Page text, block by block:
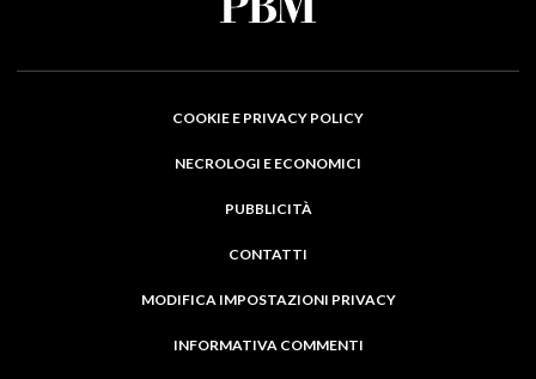
COOKIE E PRIVACY POLICY
NECROLOGI E ECONOMICI
PUBBLICITÀ
CONTATTI
MODIFICA IMPOSTAZIONI PRIVACY
INFORMATIVA COMMENTI